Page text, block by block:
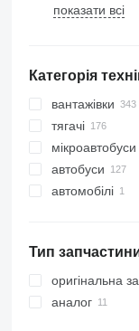
показати всі
Категорія
вантажівки
тягачі
мікроавтобуси
автобуси
автомобілі
Тип
оригінальна
аналог